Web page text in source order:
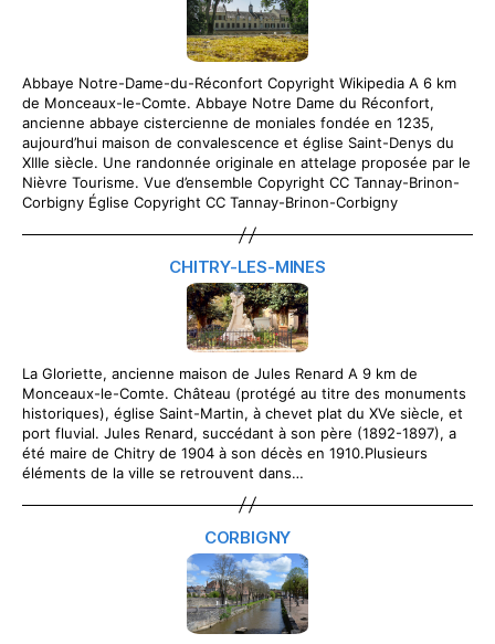
Abbaye Notre-Dame-du-Réconfort Copyright Wikipedia A 6 km
de Monceaux-le-Comte. Abbaye Notre Dame du Réconfort,
ancienne abbaye cistercienne de moniales fondée en 1235,
aujourd’hui maison de convalescence et église Saint-Denys du
XIIIe siècle. Une randonnée originale en attelage proposée par le
Nièvre Tourisme. Vue d’ensemble Copyright CC Tannay-Brinon-
Corbigny Église Copyright CC Tannay-Brinon-Corbigny
CHITRY-LES-MINES
La Gloriette, ancienne maison de Jules Renard A 9 km de
Monceaux-le-Comte. Château (protégé au titre des monuments
historiques), église Saint-Martin, à chevet plat du XVe siècle, et
port fluvial. Jules Renard, succédant à son père (1892-1897), a
été maire de Chitry de 1904 à son décès en 1910.Plusieurs
éléments de la ville se retrouvent dans…
CORBIGNY